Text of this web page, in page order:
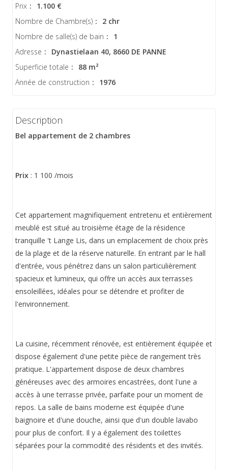
Prix :
1.100 €
Nombre de Chambre(s) :
2 chr
Nombre de salle(s) de bain :
1
Adresse :
Dynastielaan 40, 8660 DE PANNE
Superficie totale :
88 m²
Année de construction : 1976
Description
Bel appartement de 2 chambres
Prix : 1 100 /mois
Cet appartement magnifiquement entretenu et entièrement
meublé est situé au troisième étage de la résidence
tranquille 't Lange Lis, dans un emplacement de choix près
de la plage et de la réserve naturelle. En entrant par le hall
d'entrée, vous pénétrez dans un salon particulièrement
spacieux et lumineux, qui offre un accès aux terrasses
ensoleillées, idéales pour se détendre et profiter de
l'environnement.
La cuisine, récemment rénovée, est entièrement équipée et
dispose également d'une petite pièce de rangement très
pratique. L'appartement dispose de deux chambres
généreuses avec des armoires encastrées, dont l'une a
accès à une terrasse privée, parfaite pour un moment de
repos. La salle de bains moderne est équipée d'une
baignoire et d'une douche, ainsi que d'un double lavabo
pour plus de confort. Il y a également des toilettes
séparées pour la commodité des résidents et des invités.